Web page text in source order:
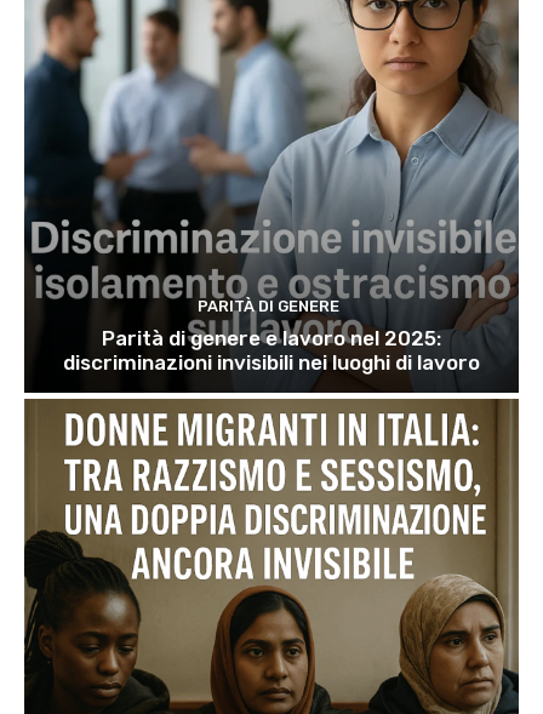
PARITÀ DI GENERE
Parità di genere e lavoro nel 2025:
discriminazioni invisibili nei luoghi di lavoro